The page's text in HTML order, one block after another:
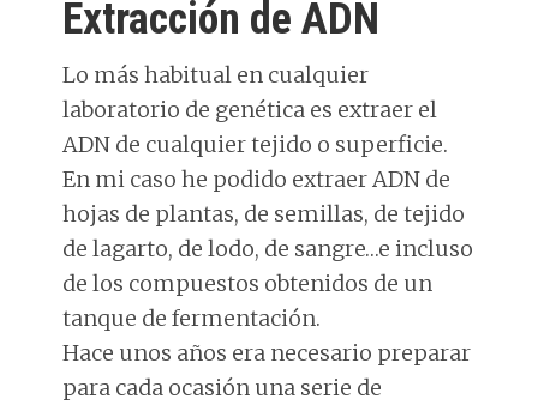
n
o
k
n p
p
m
Extracción de ADN
Lo más habitual en cualquier
laboratorio de genética es extraer el
ADN de cualquier tejido o superficie.
En mi caso he podido extraer ADN de
hojas de plantas, de semillas, de tejido
de lagarto, de lodo, de sangre…e incluso
de los compuestos obtenidos de un
tanque de fermentación.
Hace unos años era necesario preparar
para cada ocasión una serie de